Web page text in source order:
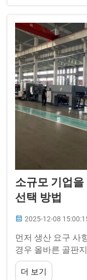
소규모 기업을
선택 방법
2025-12-08
먼저 생산 요구 사
경우 올바른 골판
생산 요구 사항을
다. 이를 통해 지
더 보기